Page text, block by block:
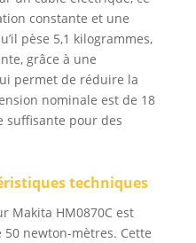
constante et une
pèse 5,1 kilogrammes,
grâce à une
permet de réduire la
nominale est de 18
suffisante pour des
techniques
Makita HM0870C est
newton-mètres. Cette